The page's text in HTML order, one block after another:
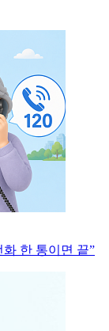
화 한 통이면 끝”